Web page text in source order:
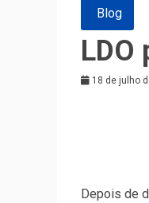
Blog
LDO
18 de julho
Depois de